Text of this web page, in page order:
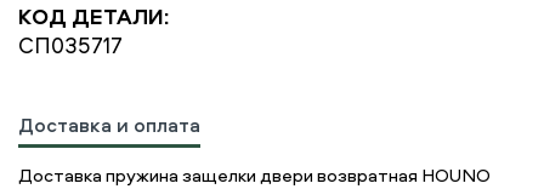
КОД ДЕТАЛИ:
СП035717
Доставка и оплата
Доставка пружина защелки двери возвратная HOUNO